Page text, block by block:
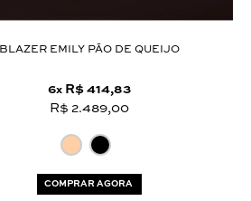
BLAZER EMILY PÃO DE QUEIJO
6x R$ 414,83
R$ 2.489,00
COMPRAR AGORA